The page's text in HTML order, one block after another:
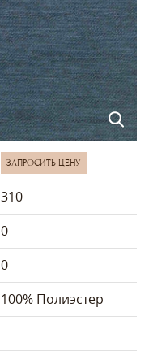
ЗАПРОСИТЬ ЦЕНУ
310
0
0
100% Полиэстер